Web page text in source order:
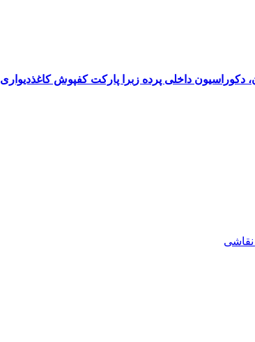
دکوراسیون داخلی پرده زبرا پارکت کفپوش کاغذدیواری
نقاشی